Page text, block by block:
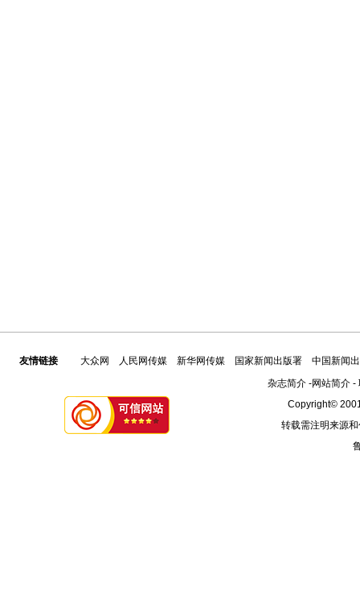
友情链接 大众网 人民网传媒 新华网传媒 国家新闻出版署
中国新闻
杂志简介-网站简介-
Copyright©
转载需注明来源